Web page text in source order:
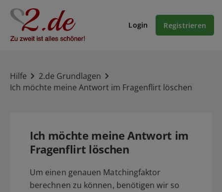
Login Registrieren
Hilfe
2.de Grundlagen
Ich möchte meine Antwort im Fragenflirt löschen
Ich möchte meine Antwort im
Fragenflirt löschen
Um einen genauen Matchingfaktor
berechnen zu können, benötigen wir so